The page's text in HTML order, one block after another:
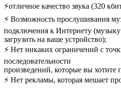
⚡отличное качество звука (320
⚡️ Возможность прослушивания
подключения к Интернету
загрузить на ваше устройство);
⚡️ Нет никаких ограничений с
последовательности
произведений, которые вы хотите
⚡️ Нет рекламы, которая мешает